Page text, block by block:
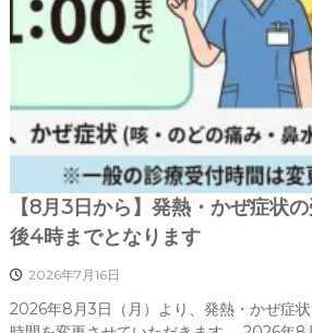
【8月3日から】発熱・かぜ症状
後4時までとなります
2026年7月16日
2026年8月3日（月）より、発熱・かぜ症